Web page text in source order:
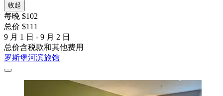
收起
每晚 $102
总价 $111
9 月 1 日 - 9 月 2 日
总价含税款和其他费用
罗斯堡河滨旅馆